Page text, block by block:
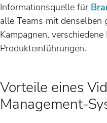
Informationsquelle für
alle Teams mit denselben
Kampagnen,
Produkteinführungen.
Vorteile eines
Management-